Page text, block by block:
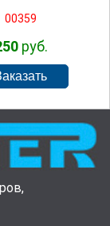
00359
руб.